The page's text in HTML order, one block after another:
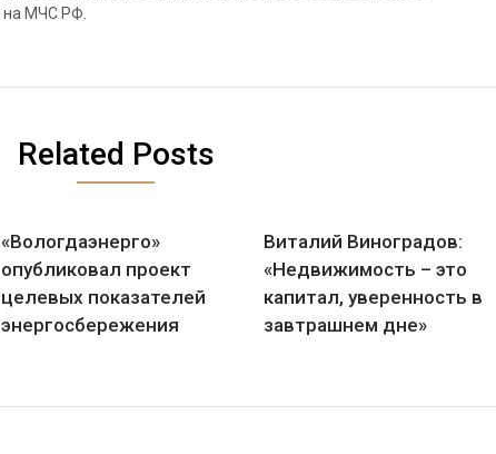
на МЧС РФ.
Related Posts
«Вологдаэнерго»
опубликовал проект
целевых показателей
энергосбережения
Виталий Виноградов:
«Недвижимость – это
капитал, уверенность в
завтрашнем дне»